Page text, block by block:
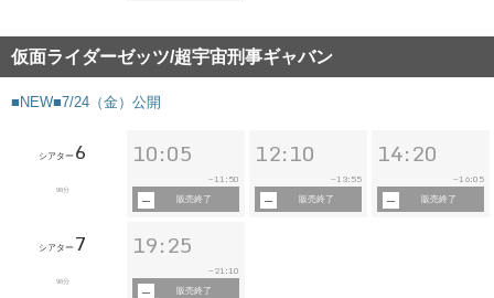
仮面ライダーゼッツ/超宇宙刑事ギャバン
■NEW■7/24（金）公開
シアター 6
96分
10:05
~11:50
販売終了
12:10
~13:55
販売終了
14:20
~16:05
販売終了
シアター 7
96分
19:25
~ 21:10
販売終了